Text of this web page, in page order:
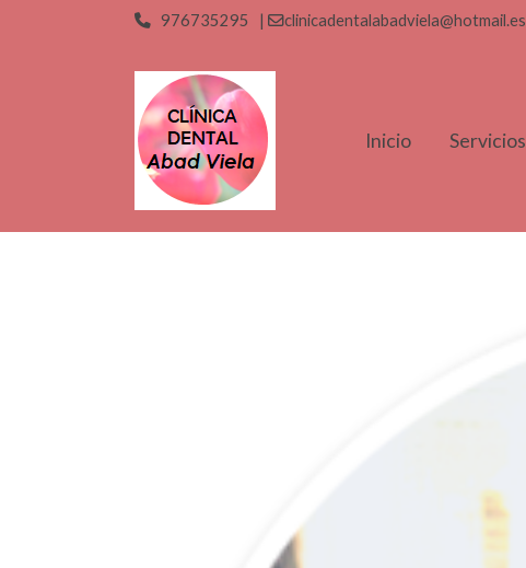
976735295 | clinicadentalabadviela@hotmail.es
Inicio Servicios